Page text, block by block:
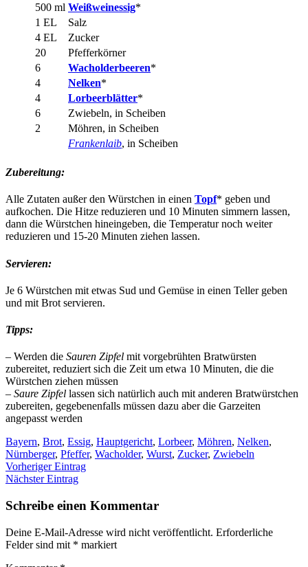
500 ml Weißweinessig*
1 EL
Salz
4 EL
Zucker
20
Pfefferkörner
6
Wacholderbeeren*
4
Nelken*
4
Lorbeerblätter*
6
Zwiebeln, in Scheiben
2
Möhren, in Scheiben
Frankenlaib, in Scheiben
Zubereitung:
Alle Zutaten außer den Würstchen in einen Topf* geben und
aufkochen. Die Hitze reduzieren und 10 Minuten simmern lassen,
dann die Würstchen hineingeben, die Temperatur noch weiter
reduzieren und 15-20 Minuten ziehen lassen.
Servieren:
Je 6 Würstchen mit etwas Sud und Gemüse in einen Teller geben
und mit Brot servieren.
Tipps:
– Werden die Sauren Zipfel mit vorgebrühten Bratwürsten
zubereitet, reduziert sich die Zeit um etwa 10 Minuten, die die
Würstchen ziehen müssen
– Saure Zipfel lassen sich natürlich auch mit anderen Bratwürstchen
zubereiten, gegebenenfalls müssen dazu aber die Garzeiten
angepasst werden
Bayern, Brot, Essig, Hauptgericht, Lorbeer, Möhren, Nelken,
Nürnberger, Pfeffer, Wacholder, Wurst, Zucker, Zwiebeln
Vorheriger Eintrag
Nächster Eintrag
Schreibe einen Kommentar
Deine E-Mail-Adresse wird nicht veröffentlicht. Erforderliche
Felder sind mit * markiert